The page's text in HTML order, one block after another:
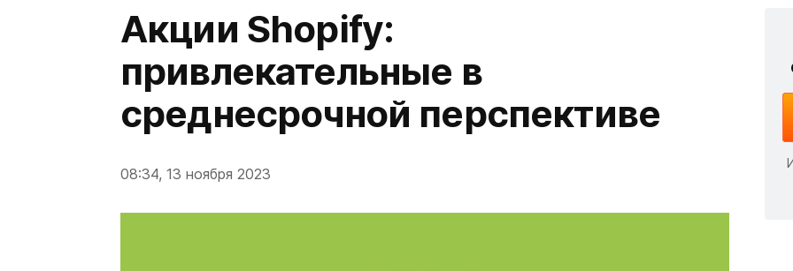
Акции Shopify:
привлекательные в
среднесрочной перспективе
08:34, 13 ноября 2023